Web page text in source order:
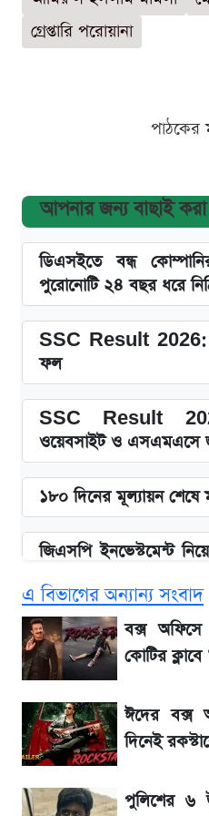
গ্রেপ্তারি পরোয়ানা
পাঠকের
আপনার জন্য বাছাই
ডিএসইতে বন্ধ
পুরোনোটি ২৪ বছর ধরে
SSC Result 2026:
ফল
SSC Result
ওয়েবসাইট ও এসএমএসে
১৮০ দিনের মূল্যায়ন শেষে
জিএসপি ইনভেস্টমেন্ট
উত্থান-পতনের দোলাচলে
শীর্ষে যে ১০ কোম্পানি
আগে দেখে নিন, আজকের
SSC Result প্রকাশ
নম্বরসহ জানুন যেভাবে
এ বিভাগের অন্যান্য সংবাদ
বক্স
কোটির ক্লাবে
ঈদের বক্স
দিনেই
পুলিশের ৬